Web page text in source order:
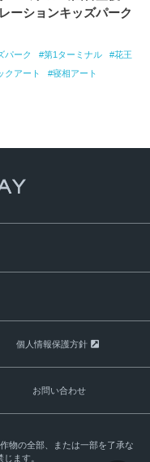
ーションキッズパーク
パーク 第1ターミナル
花王
クアート 寝相アート
個人情報保護方針
お問い合わせ
物の全部、または一部を了承な
ます。